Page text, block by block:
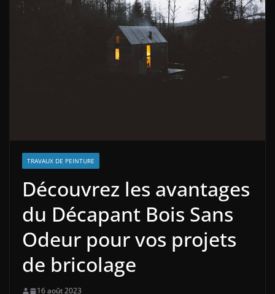
TRAVAUX DE PEINTURE
Découvrez les avantages
du Décapant Bois Sans
Odeur pour vos projets
de bricolage
16 août 2023